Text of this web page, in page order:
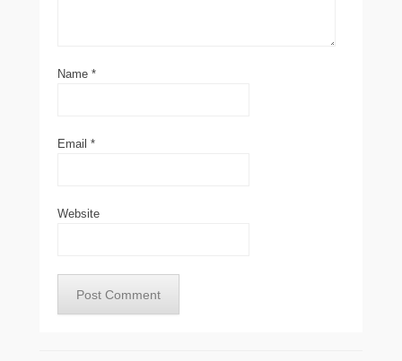
Name *
Email *
Website